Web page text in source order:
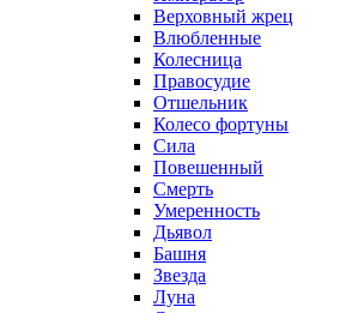
Верховный жрец
Влюбленные
Колесница
Правосудие
Отшельник
Колесо фортуны
Сила
Повешенный
Смерть
Умеренность
Дьявол
Башня
Звезда
Луна